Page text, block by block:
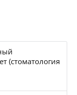
(стоматология